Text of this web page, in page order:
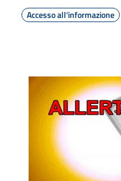
Accesso all'informazione